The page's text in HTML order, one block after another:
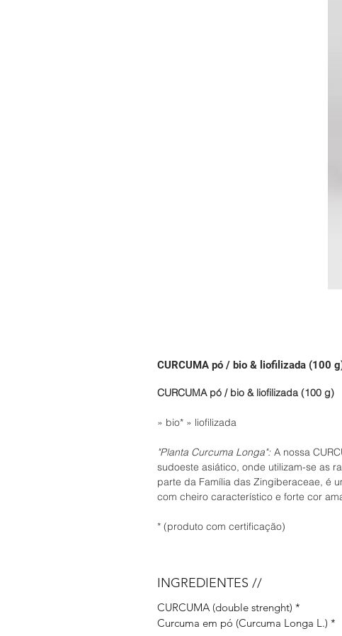
CURCUMA pó / bio & liofilizada (100
CURCUMA pó / bio & liofilizada (100 g)
» bio* » liofilizada
"Planta Curcuma Longa": A nossa
sudoeste asiático, onde utilizam-se as
parte da Família das Zingiberaceae, é
com cheiro característico e forte cor
* (produto com certificação)
INGREDIENTES //
CURCUMA (double strenght) *
Curcuma em pó (Curcuma Longa L.) *